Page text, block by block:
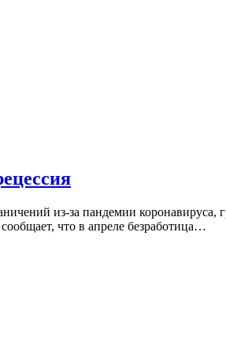
из-за пандемии
что в апреле безработица…